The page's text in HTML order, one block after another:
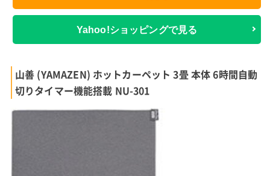
Yahoo!ショッピングで見る
山善 (YAMAZEN) ホットカーペット 3畳 本体 6時間自動
切りタイマー機能搭載 NU-301